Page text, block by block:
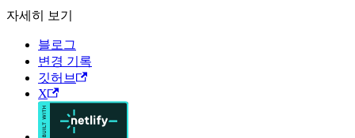
자세히 보기
블로그
변경 기록
깃허브
X